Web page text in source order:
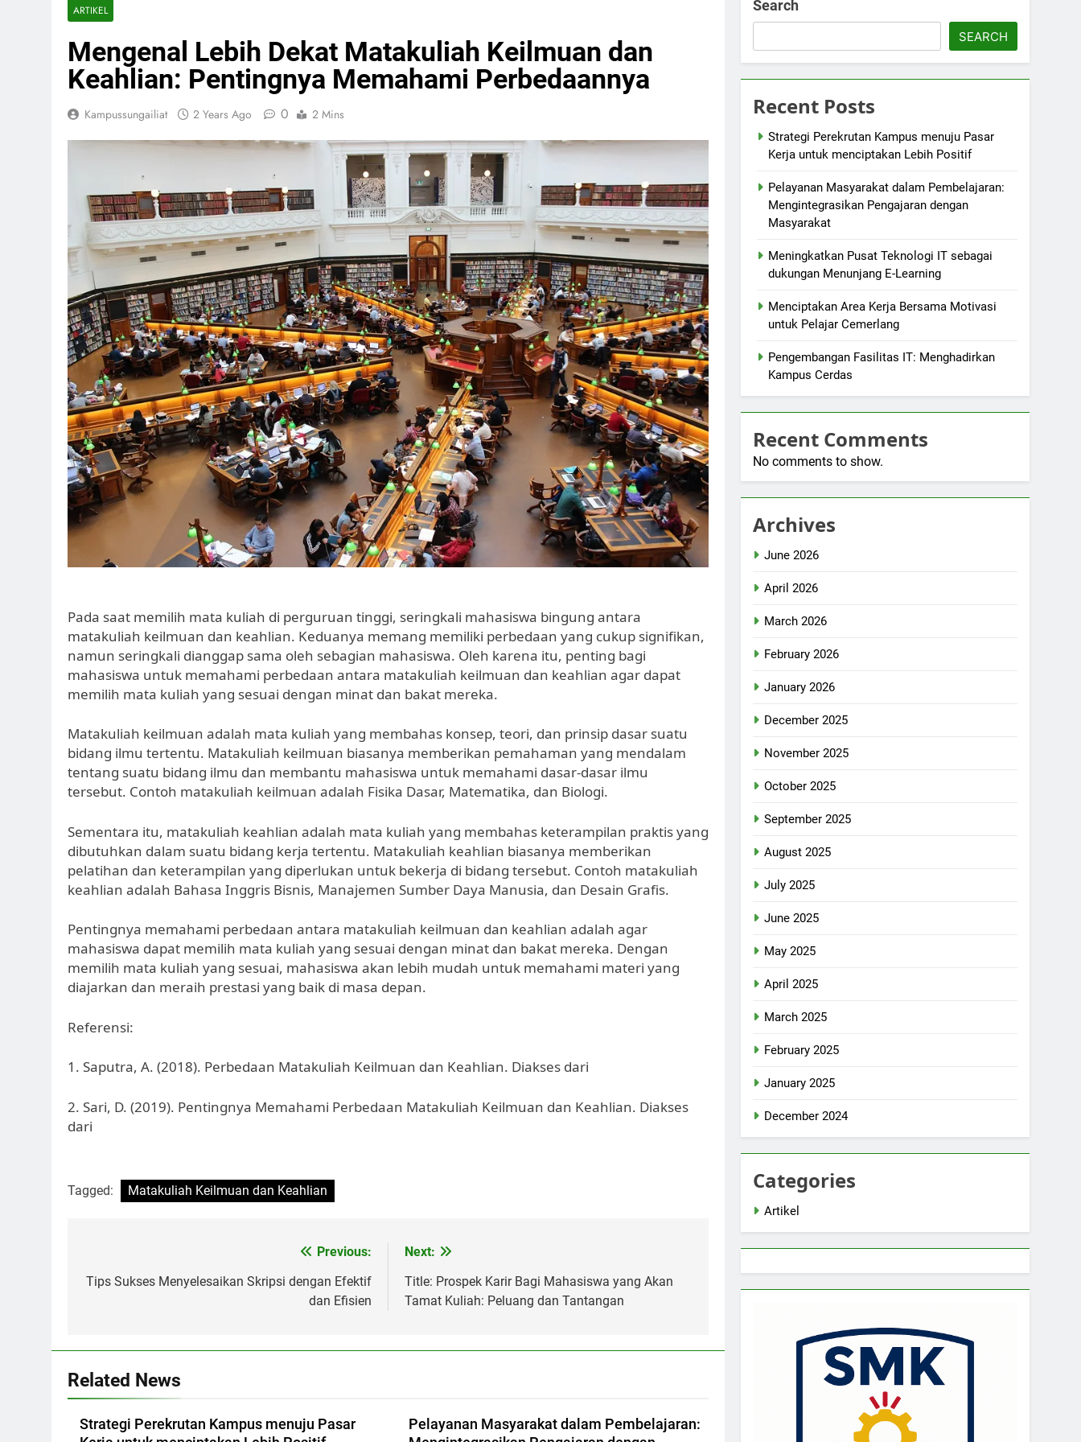
ARTIKEL
Mengenal Lebih Dekat Matakuliah Keilmuan dan
Keahlian: Pentingnya Memahami Perbedaannya
Kampussungailiat 2 Years Ago 0 2 Mins
Pada saat memilih mata kuliah di perguruan tinggi, seringkali mahasiswa bingung antara
matakuliah keilmuan dan keahlian. Keduanya memang memiliki perbedaan yang cukup signifikan,
namun seringkali dianggap sama oleh sebagian mahasiswa. Oleh karena itu, penting bagi
mahasiswa untuk memahami perbedaan antara matakuliah keilmuan dan keahlian agar dapat
memilih mata kuliah yang sesuai dengan minat dan bakat mereka.
Matakuliah keilmuan adalah mata kuliah yang membahas konsep, teori, dan prinsip dasar suatu
bidang ilmu tertentu. Matakuliah keilmuan biasanya memberikan pemahaman yang mendalam
tentang suatu bidang ilmu dan membantu mahasiswa untuk memahami dasar-dasar ilmu
tersebut. Contoh matakuliah keilmuan adalah Fisika Dasar, Matematika, dan Biologi.
Sementara itu, matakuliah keahlian adalah mata kuliah yang membahas keterampilan praktis yang
dibutuhkan dalam suatu bidang kerja tertentu. Matakuliah keahlian biasanya memberikan
pelatihan dan keterampilan yang diperlukan untuk bekerja di bidang tersebut. Contoh matakuliah
keahlian adalah Bahasa Inggris Bisnis, Manajemen Sumber Daya Manusia, dan Desain Grafis.
Pentingnya memahami perbedaan antara matakuliah keilmuan dan keahlian adalah agar
mahasiswa dapat memilih mata kuliah yang sesuai dengan minat dan bakat mereka. Dengan
memilih mata kuliah yang sesuai, mahasiswa akan lebih mudah untuk memahami materi yang
diajarkan dan meraih prestasi yang baik di masa depan.
Referensi:
1. Saputra, A. (2018). Perbedaan Matakuliah Keilmuan dan Keahlian. Diakses dari
2. Sari, D. (2019). Pentingnya Memahami Perbedaan Matakuliah Keilmuan dan Keahlian. Diakses
dari
Tagged: Matakuliah Keilmuan dan Keahlian
navigation
Previous:
Tips Sukses Menyelesaikan Skripsi dengan Efektif
dan Efisien
Next:
Title: Prospek Karir Bagi Mahasiswa yang Akan
Tamat Kuliah: Peluang dan Tantangan
Related News
Strategi Perekrutan Kampus menuju Pasar
Pelayanan Masyarakat dalam Pembelajaran:
Search
SEARCH
Recent Posts
Strategi Perekrutan Kampus menuju Pasar
Kerja untuk menciptakan Lebih Positif
Pelayanan Masyarakat dalam Pembelajaran:
Mengintegrasikan Pengajaran dengan
Masyarakat
Meningkatkan Pusat Teknologi IT sebagai
dukungan Menunjang E-Learning
Menciptakan Area Kerja Bersama Motivasi
untuk Pelajar Cemerlang
Pengembangan Fasilitas IT: Menghadirkan
Kampus Cerdas
Recent Comments
No comments to show.
Archives
June 2026
April 2026
March 2026
February 2026
January 2026
December 2025
November 2025
October 2025
September 2025
August 2025
July 2025
June 2025
May 2025
April 2025
March 2025
February 2025
January 2025
December 2024
Categories
Artikel